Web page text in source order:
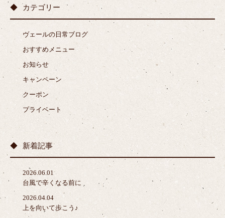
カテゴリー
ヴェールの日常ブログ
おすすめメニュー
お知らせ
キャンペーン
クーポン
プライベート
新着記事
2026.06.01
台風で辛くなる前に
2026.04.04
上を向いて歩こう♪